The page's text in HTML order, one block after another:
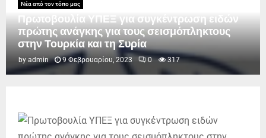
Νέα από τον τόπο μας
Πρωτοβουλία ΥΠΕΞ για συγκέντρωση ειδών
πρώτης ανάγκης για τους σεισμόπληκτους
στην Τουρκία και τη Συρία
by admin 9 Φεβρουαρίου, 2023 0 317